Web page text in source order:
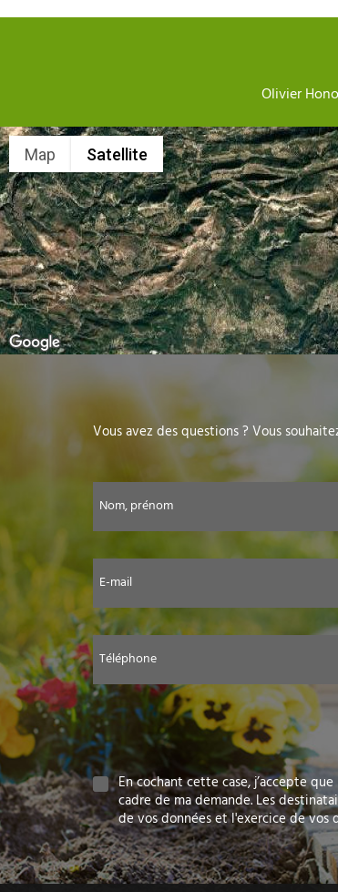
Olivier
Map Satellite
Vous avez des questions ? Vous
Nom, prénom
E-mail
Téléphone
En cochant cette case, j’accepte
cadre de ma demande. Les
de vos données et l'exercice de